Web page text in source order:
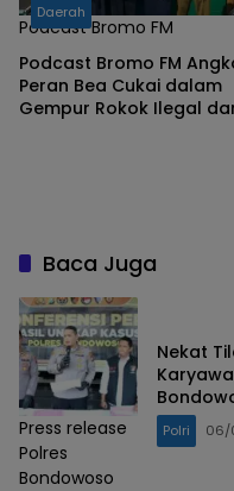
Podcast Bromo FM
Daerah
Podcast Bromo FM
Peran Bea Cukai dalam
Gempur Rokok Ilegal
Baca Juga
Press release
Polres
Bondowoso
Nekat
Polri 06/